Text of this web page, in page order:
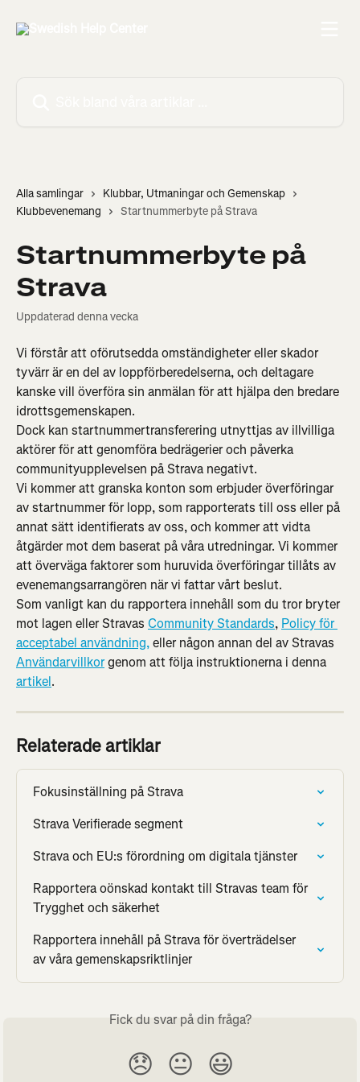
Alla samlingar
Klubbar, Utmaningar och Gemenskap
Klubbevenemang
Startnummerbyte på Strava
Startnummerbyte på
Strava
Uppdaterad denna vecka
Vi förstår att oförutsedda omständigheter eller skador
tyvärr är en del av loppförberedelserna, och deltagare
kanske vill överföra sin anmälan för att hjälpa den bredare
idrottsgemenskapen.
Dock kan startnummertransferering utnyttjas av illvilliga
aktörer för att genomföra bedrägerier och påverka
communityupplevelsen på Strava negativt.
Vi kommer att granska konton som erbjuder överföringar
av startnummer för lopp, som rapporterats till oss eller på
annat sätt identifierats av oss, och kommer att vidta
åtgärder mot dem baserat på våra utredningar. Vi kommer
att överväga faktorer som huruvida överföringar tillåts av
evenemangsarrangören när vi fattar vårt beslut.
Som vanligt kan du rapportera innehåll som du tror bryter
mot lagen eller Stravas Community Standards, Policy för
acceptabel användning, eller någon annan del av Stravas
Användarvillkor genom att följa instruktionerna i denna
artikel.
Relaterade artiklar
Fokusinställning på Strava
Strava Verifierade segment
Strava och EU:s förordning om digitala tjänster
Rapportera oönskad kontakt till Stravas team för
Trygghet och säkerhet
Rapportera innehåll på Strava för överträdelser
av våra gemenskapsriktlinjer
Fick du svar på din fråga?
😞 😐 😃